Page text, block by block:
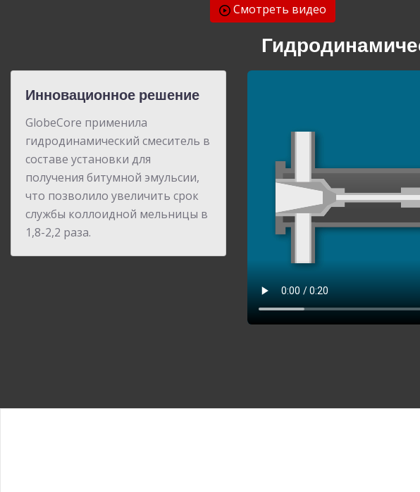
Смотреть видео
Инновационное решение
GlobeCore применила
гидродинамический смеситель в
составе установки для
получения битумной эмульсии,
что позволило увеличить срок
службы коллоидной мельницы в
1,8-2,2 раза.